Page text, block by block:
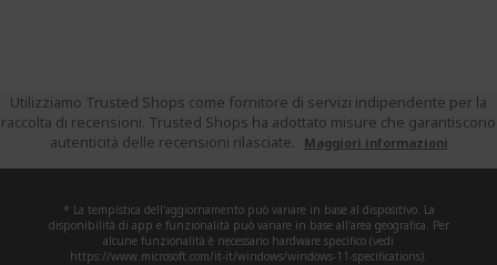
Utilizziamo Trusted Shops come fornitore di servizi indipendente per la
raccolta di recensioni. Trusted Shops ha adottato misure che garantiscono
autenticità delle recensioni rilasciate.
Maggiori informazioni
* La tempistica dell'aggiornamento può variare in base al dispositivo. La
disponibilità di app e funzionalità può variare in base all'area geografica. Per
alcune funzionalità è necessario hardware specifico (vedi
https://www.microsoft.com/it-it/windows/windows-11-specifications).